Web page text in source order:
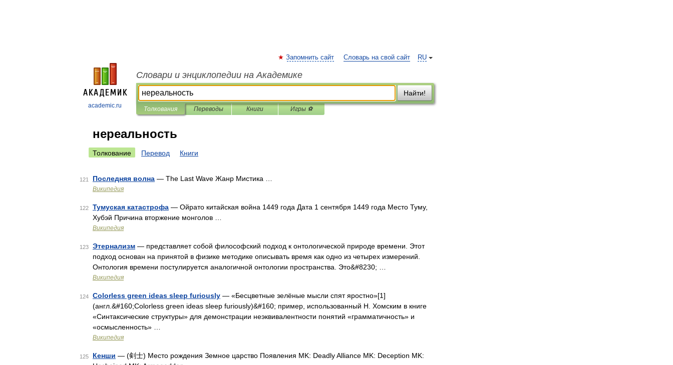
academic.ru
RU
Запомнить сайт Словарь на свой сайт
Словари и энциклопедии на Академике
Найти!
Толкования Переводы Книги Игры ⚽
нереальность
Толкование Перевод Книги
121 Последняя волна — The Last Wave Жанр Мистика …
Википедия
122 Тумуская катастрофа — Ойрато китайская война 1449 года Дата 1 сентября 1449 года Место Туму,
Хубэй Причина вторжение монголов …
Википедия
123 Этернализм — представляет собой философский подход к онтологической природе времени. Этот
подход основан на принятой в физике методике описывать время как одно из четырех измерений.
Онтология времени постулируется аналогичной онтологии пространства. Это&#8230; …
Википедия
124 Colorless green ideas sleep furiously — «Бесцветные зелёные мысли спят яростно»[1]
(англ.&#160;Colorless green ideas sleep furiously)&#160; пример, использованный Н. Хомским в книге
«Синтаксические структуры» для демонстрации неэквивалентности понятий «грамматичность» и
«осмысленность» …
Википедия
125 Кенши — (剣士) Место рождения Земное царство Появления MK: Deadly Alliance MK: Deception MK: